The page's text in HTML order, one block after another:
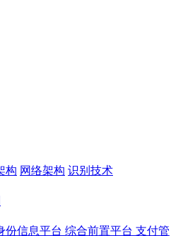
构 网络架构 识别技术
份信息平台 综合前置平台 支付管